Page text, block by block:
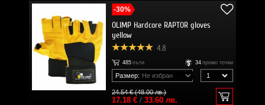
-30%
OLIMP Hardcore RAPTOR gloves
yellow
4.8
485 пъти 34 промо точки
Размер:
24.54 € (48.00 лв.)
17.18 €/ 33.60 лв.